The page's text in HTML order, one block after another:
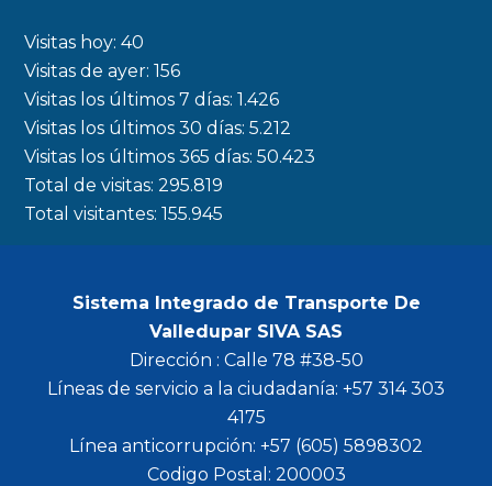
o
k
a
m
r
Visitas hoy:40
Visitas de ayer:156
Visitas los últimos 7 días:1.426
Visitas los últimos 30 días:5.212
Visitas los últimos 365 días:50.423
Total de visitas:295.819
Total visitantes:155.945
Sistema Integrado de Transporte De
Valledupar SIVA SAS
Dirección : Calle 78 #38-50
Líneas de servicio a la ciudadanía: +57 314 303
4175
Línea anticorrupción: +57 (605) 5898302
Codigo Postal: 200003